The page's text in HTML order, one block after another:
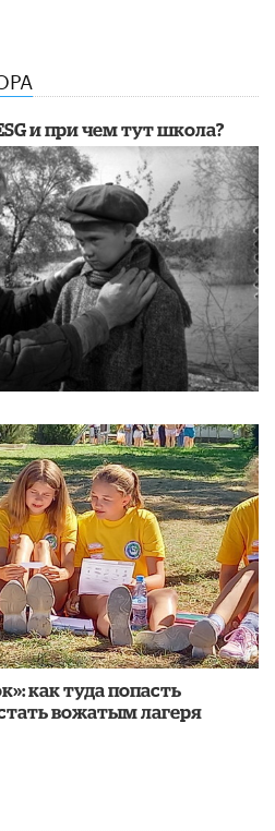
и при чем тут школа?
как туда попасть
вожатым лагеря